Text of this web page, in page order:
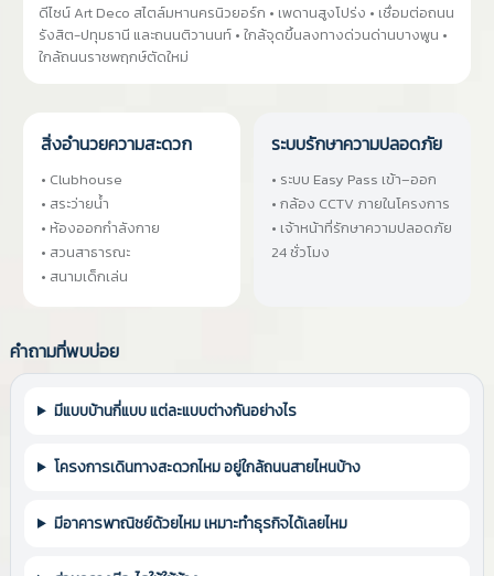
ดีไซน์ Art Deco สไตล์มหานครนิวยอร์ก • เพดานสูงโปร่ง • เชื่อมต่อถนน
รังสิต-ปทุมธานี และถนนติวานนท์ • ใกล้จุดขึ้นลงทางด่วนด่านบางพูน •
ใกล้ถนนราชพฤกษ์ตัดใหม่
สิ่งอำนวยความสะดวก
• Clubhouse
• สระว่ายน้ำ
• ห้องออกกำลังกาย
• สวนสาธารณะ
• สนามเด็กเล่น
ระบบรักษาความปลอดภัย
• ระบบ Easy Pass เข้า–ออก
• กล้อง CCTV ภายในโครงการ
• เจ้าหน้าที่รักษาความปลอดภัย
24 ชั่วโมง
คำถามที่พบบ่อย
มีแบบบ้านกี่แบบ แต่ละแบบต่างกันอย่างไร
โครงการเดินทางสะดวกไหม อยู่ใกล้ถนนสายไหนบ้าง
มีอาคารพาณิชย์ด้วยไหม เหมาะทำธุรกิจได้เลยไหม